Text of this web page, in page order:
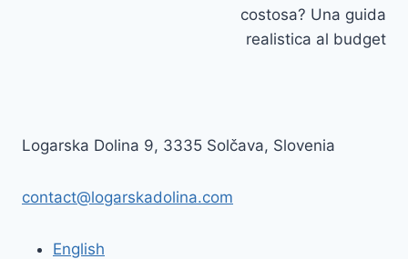
costosa? Una guida
realistica al budget
Logarska Dolina 9, 3335 Solčava, Slovenia
contact@logarskadolina.com
English